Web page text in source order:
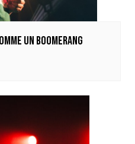
un boomerang